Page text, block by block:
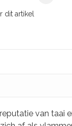
dit artikel
van taai